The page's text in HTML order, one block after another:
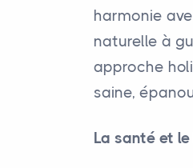
harmonie
naturelle à
approche
saine,
La santé et